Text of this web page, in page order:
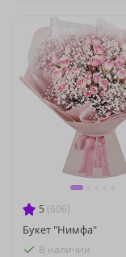
5 (606)
Букет "Нимфа"
В наличии